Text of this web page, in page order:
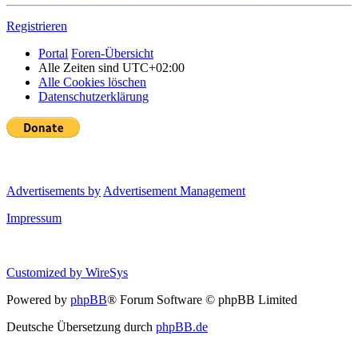
Registrieren
Portal Foren-Übersicht
Alle Zeiten sind UTC+02:00
Alle Cookies löschen
Datenschutzerklärung
Advertisements by Advertisement Management
Impressum
Customized by WireSys
Powered by phpBB® Forum Software © phpBB Limited
Deutsche Übersetzung durch phpBB.de